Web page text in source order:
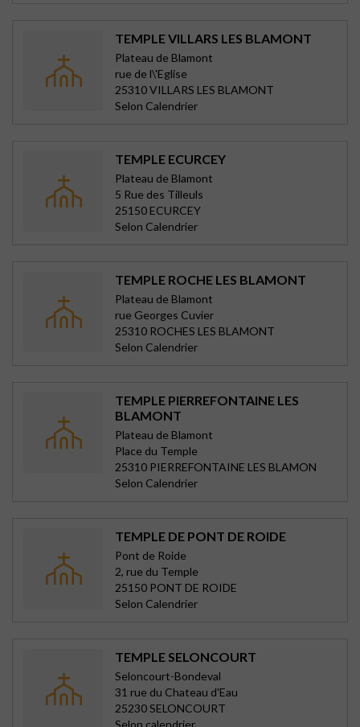
TEMPLE VILLARS LES BLAMONT
Plateau de Blamont
rue de l\'Eglise
25310 VILLARS LES BLAMONT
Selon Calendrier
TEMPLE ECURCEY
Plateau de Blamont
5 Rue des Tilleuls
25150 ECURCEY
Selon Calendrier
TEMPLE ROCHE LES BLAMONT
Plateau de Blamont
rue Georges Cuvier
25310 ROCHES LES BLAMONT
Selon Calendrier
TEMPLE PIERREFONTAINE LES
BLAMONT
Plateau de Blamont
Place du Temple
25310 PIERREFONTAINE LES BLAMON
Selon Calendrier
TEMPLE DE PONT DE ROIDE
Pont de Roide
2, rue du Temple
25150 PONT DE ROIDE
Selon Calendrier
TEMPLE SELONCOURT
Seloncourt-Bondeval
31 rue du Chateau d'Eau
25230 SELONCOURT
Selon calendrier